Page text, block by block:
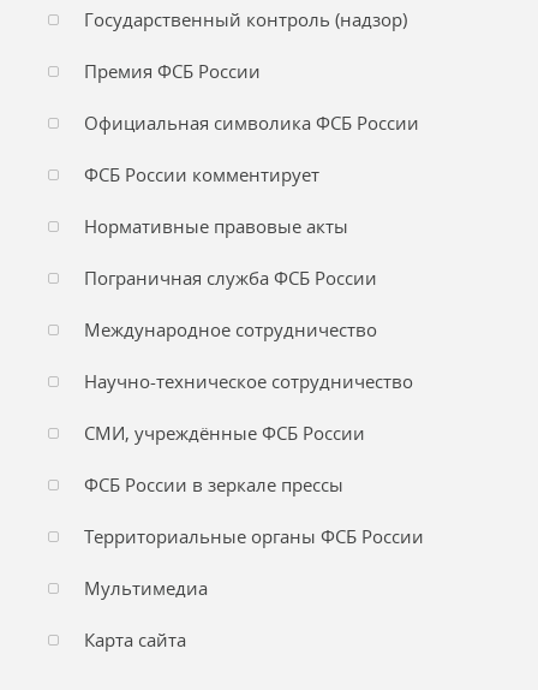
Государственный контроль (надзор)
Премия ФСБ России
Официальная символика ФСБ России
ФСБ России комментирует
Нормативные правовые акты
Пограничная служба ФСБ России
Международное сотрудничество
Научно-техническое сотрудничество
СМИ, учреждённые ФСБ России
ФСБ России в зеркале прессы
Территориальные органы ФСБ России
Мультимедиа
Карта сайта